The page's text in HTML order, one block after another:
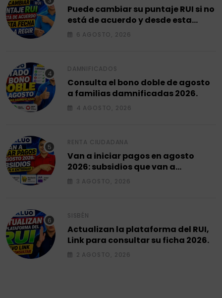
Puede cambiar su puntaje RUI si no
está de acuerdo y desde esta
fecha empieza a regir en el 2026.
6 AGOSTO, 2026
DAMNIFICADOS
Consulta el bono doble de agosto
a familias damnificadas 2026.
4 AGOSTO, 2026
RENTA CIUDADANA
Van a iniciar pagos en agosto
2026: subsidios que van a
entregar.
3 AGOSTO, 2026
SISBÉN
Actualizan la plataforma del RUI,
Link para consultar su ficha 2026.
2 AGOSTO, 2026